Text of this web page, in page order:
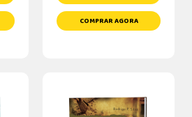
COMPRAR AGORA